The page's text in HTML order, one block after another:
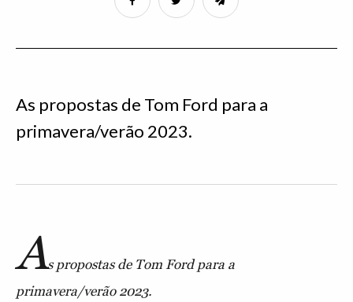
As propostas de Tom Ford para a
primavera/verão 2023.
As propostas de Tom Ford para a
primavera/verão 2023.